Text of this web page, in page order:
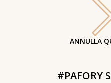
ANNULLA
#PAFORY